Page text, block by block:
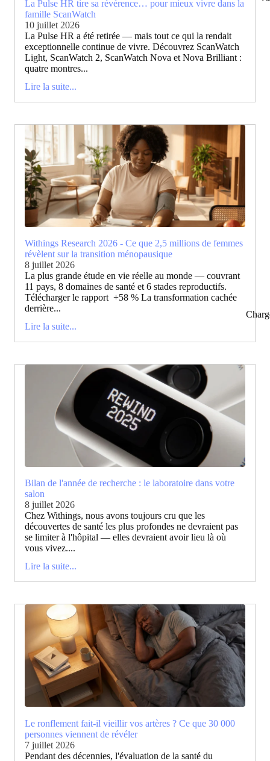
La Pulse HR tire sa révérence… pour mieux vivre dans la
famille ScanWatch
10 juillet 2026
La Pulse HR a été retirée — mais tout ce qui la rendait
exceptionnelle continue de vivre. Découvrez ScanWatch
Light, ScanWatch 2, ScanWatch Nova et Nova Brilliant :
quatre montres...
Lire la suite...
Withings Research 2026 - Ce que 2,5 millions de femmes
révèlent sur la transition ménopausique
8 juillet 2026
La plus grande étude en vie réelle au monde — couvrant
11 pays, 8 domaines de santé et 6 stades reproductifs.
Télécharger le rapport +58 % La transformation cachée
derrière...
Lire la suite...
Bilan de l'année de recherche : le laboratoire dans votre
salon
8 juillet 2026
Chez Withings, nous avons toujours cru que les
découvertes de santé les plus profondes ne devraient pas
se limiter à l'hôpital — elles devraient avoir lieu là où
vous vivez....
Lire la suite...
Le ronflement fait-il vieillir vos artères ? Ce que 30 000
personnes viennent de révéler
7 juillet 2026
Pendant des décennies, l'évaluation de la santé du